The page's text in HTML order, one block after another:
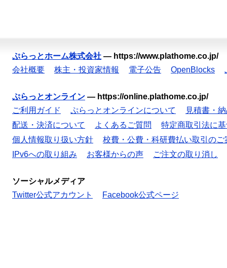
ぷらっとホーム株式会社 — https://www.plathome.co.jp/
会社概要
株主・投資家情報 電子公告 OpenBlocks
ぷらっとオンライン — https://online.plathome.co.jp/
ご利用ガイド
ぷらっとオンラインについて
見積書・
配送・決済について
よくあるご質問
特定商取引法に
個人情報取り扱い方針
校費・公費・科研費払い取引のご
IPv6への取り組み
お客様からの声 ご注文の取り消し
ソーシャルメディア
Twitter公式アカウント
Facebook公式ページ